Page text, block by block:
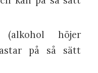
höjer
på så sätt